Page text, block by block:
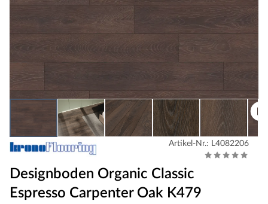
Artikel-Nr.: L4082206
Designboden Organic Classic
Espresso Carpenter Oak K479